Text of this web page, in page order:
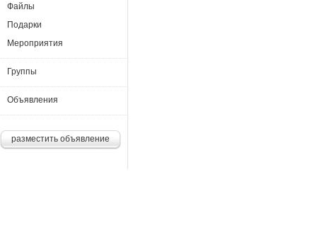
Файлы
Подарки
Мероприятия
Группы
Объявления
разместить объявление